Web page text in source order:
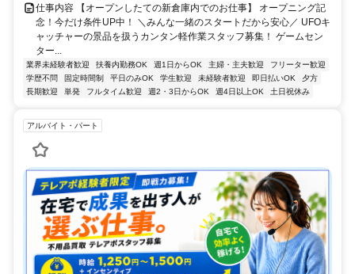
仕事内容 【オープンしたての新倉庫内でのお仕事】 オープニング記
念！今だけ条件UP中！ ＼みんな一緒のスタートだから安心／ UFOキ
ャッチャーの景品を扱うカンタン軽作業スタッフ募集！ ゲームセン
ター...
業界未経験者歓迎 扶養内勤務OK 週1日からOK 主婦・主夫歓迎
フリーター歓迎
学歴不問
固定時間制 平日のみOK 学生歓迎 未経験者歓迎 即日払いOK
夕方
長期歓迎
単発 フルタイム歓迎 週2・3日からOK 週4日以上OK 土日祝休み
アルバイト・パート